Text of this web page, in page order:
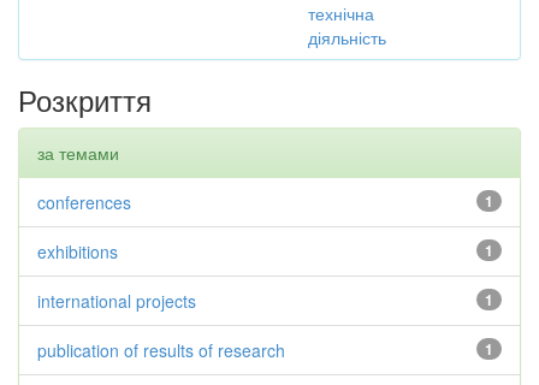
технічна
діяльність
Розкриття
за темами
1
conferences
1
exhibitions
1
international projects
1
publication of results of research